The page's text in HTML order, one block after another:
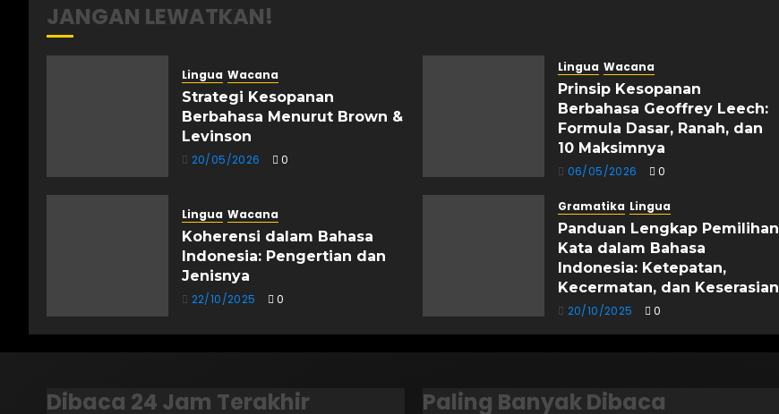
JANGAN LEWATKAN!
Lingua Wacana
Strategi Kesopanan
Berbahasa Menurut Brown &
Levinson
20/05/2026 0
Lingua Wacana
Prinsip Kesopanan
Berbahasa Geoffrey Leech:
Formula Dasar, Ranah, dan
10 Maksimnya
06/05/2026 0
Lingua Wacana
Koherensi dalam Bahasa
Indonesia: Pengertian dan
Jenisnya
22/10/2025 0
Gramatika Lingua
Panduan Lengkap Pemilihan
Kata dalam Bahasa
Indonesia: Ketepatan,
Kecermatan, dan Keserasian
20/10/2025 0
Dibaca 24 Jam Terakhir Paling Banyak Dibaca